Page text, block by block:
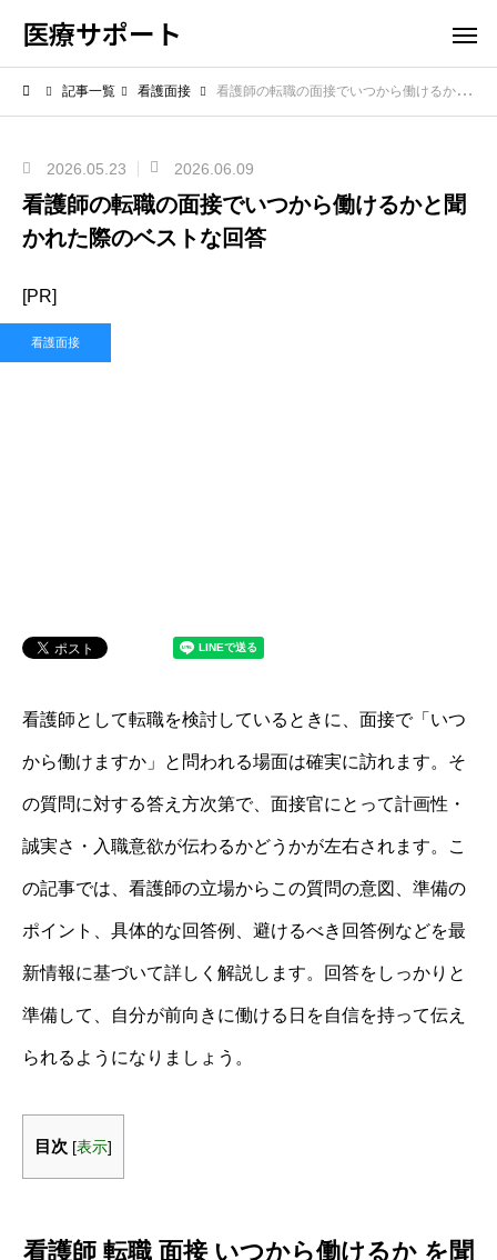
医療サポート
記事一覧 看護面接 看護師の転職の面接でいつから働けるかと聞かれた際のベストな回答
2026.05.23 2026.06.09
看護師の転職の面接でいつから働けるかと聞
かれた際のベストな回答
[PR]
看護面接
看護師として転職を検討しているときに、面接で「いつ
から働けますか」と問われる場面は確実に訪れます。そ
の質問に対する答え方次第で、面接官にとって計画性・
誠実さ・入職意欲が伝わるかどうかが左右されます。こ
の記事では、看護師の立場からこの質問の意図、準備の
ポイント、具体的な回答例、避けるべき回答例などを最
新情報に基づいて詳しく解説します。回答をしっかりと
準備して、自分が前向きに働ける日を自信を持って伝え
られるようになりましょう。
目次 [表示]
看護師 転職 面接 いつから働けるか を聞